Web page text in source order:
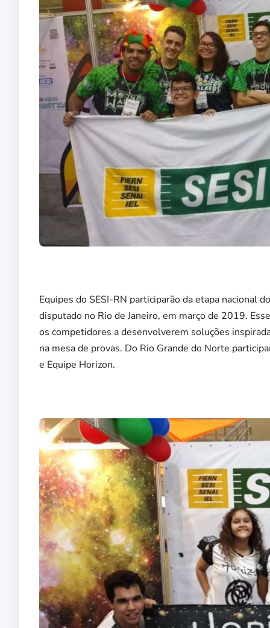
Equipes do SESI-RN participarão da etapa nacional
disputado no Rio de Janeiro, em março de 2019.
os competidores a desenvolverem soluções
na mesa de provas. Do Rio Grande do Norte
e Equipe Horizon.